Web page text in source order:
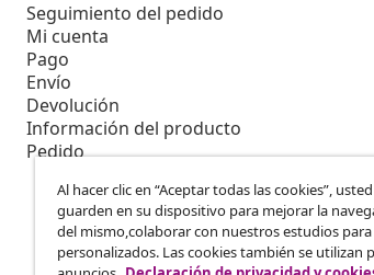
Seguimiento del pedido
Mi cuenta
Pago
Envío
Devolución
Información del producto
Pedido
Al hacer clic en “Aceptar todas las cookies”,
guarden en su dispositivo para mejorar la
del mismo,colaborar con nuestros estudios
personalizados. Las cookies también se utilizan